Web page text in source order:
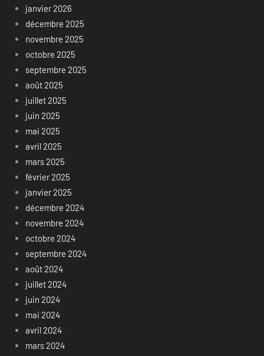
janvier 2026
décembre 2025
novembre 2025
octobre 2025
septembre 2025
août 2025
juillet 2025
juin 2025
mai 2025
avril 2025
mars 2025
février 2025
janvier 2025
décembre 2024
novembre 2024
octobre 2024
septembre 2024
août 2024
juillet 2024
juin 2024
mai 2024
avril 2024
mars 2024